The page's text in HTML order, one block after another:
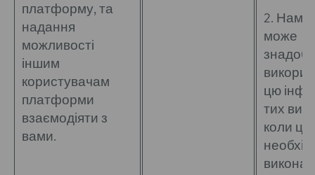
платформу, та
надання
можливості
іншим
користувачам
платформи
взаємодіяти з
вами.
2. Нам
може
цю
тих
коли це